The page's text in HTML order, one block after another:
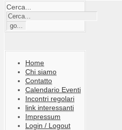
Cerca...
Home
Chi siamo
Contatto
Calendario Eventi
Incontri regolari
link interessanti
Impressum
Login / Logout